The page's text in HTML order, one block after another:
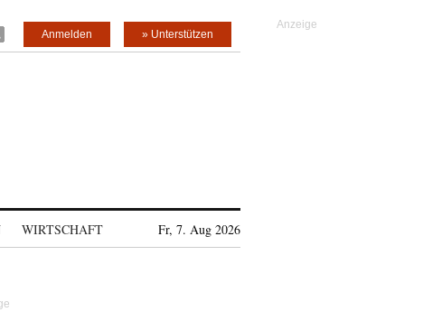
» Unterstützen
Anmelden
WIRTSCHAFT Fr, 7. Aug 2026